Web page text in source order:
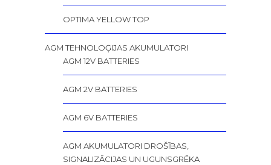
OPTIMA YELLOW TOP
AGM TEHNOLOĢIJAS AKUMULATORI
AGM 12V BATTERIES
AGM 2V BATTERIES
AGM 6V BATTERIES
AGM AKUMULATORI DROŠĪBAS,
SIGNALIZĀCIJAS UN UGUNSGRĒKA